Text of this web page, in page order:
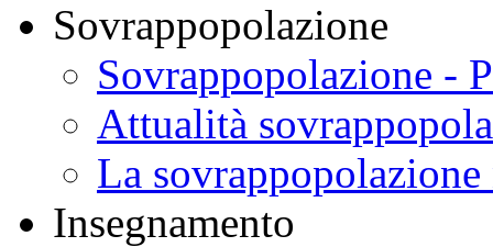
Sovrappopolazione
Sovrappopolazione -
Attualità
La sovrappopolazione
Insegnamento